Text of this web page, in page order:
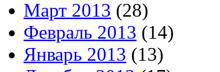
Март 2013 (28)
Февраль 2013 (14)
Январь 2013 (13)